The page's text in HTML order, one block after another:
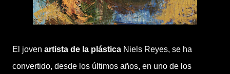
El joven artista de la plástica Niels Reyes, se ha
convertido, desde los últimos años, en uno de los